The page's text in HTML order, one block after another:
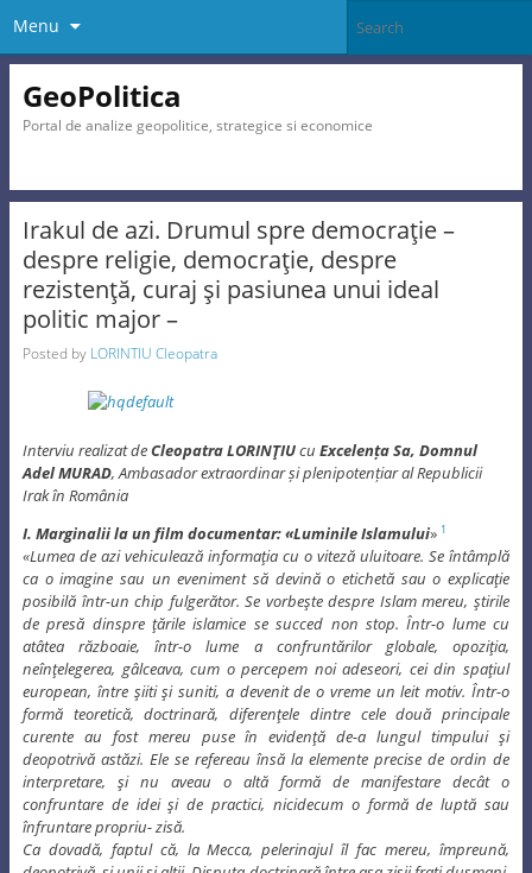
Menu
GeoPolitica
Portal de analize geopolitice, strategice si economice
Irakul de azi. Drumul spre democraţie –
despre religie, democraţie, despre
rezistenţă, curaj şi pasiunea unui ideal
politic major –
Posted by LORINTIU Cleopatra
Interviu realizat deCleopatra LORINŢIUcu Excelența Sa, Domnul
Adel MURAD, Ambasador extraordinar și plenipotențiar al Republicii
Irak în România
I. Marginalii la un film documentar: «Luminile Islamului» 1
«Lumea de azi vehiculează informaţia cu o viteză uluitoare. Se întâmplă
ca o imagine sau un eveniment să devină o etichetă sau o explicaţie
posibilă într-un chip fulgerător. Se vorbeşte despre Islam mereu, ştirile
de presă dinspre ţările islamice se succed non stop. Într-o lume cu
atâtea războaie, într-o lume a confruntărilor globale, opoziţia,
neînţelegerea, gâlceava, cum o percepem noi adeseori, cei din spaţiul
european, între şiiti şi suniti, a devenit de o vreme un leit motiv. Într-o
formă teoretică, doctrinară, diferenţele dintre cele două principale
curente au fost mereu puse în evidenţă de-a lungul timpului şi
deopotrivă astăzi. Ele se refereau însă la elemente precise de ordin de
interpretare, şi nu aveau o altă formă de manifestare decât o
confruntare de idei şi de practici, nicidecum o formă de luptă sau
înfruntare propriu- zisă.
Ca dovadă, faptul că, la Mecca, pelerinajul îl fac mereu, împreună,